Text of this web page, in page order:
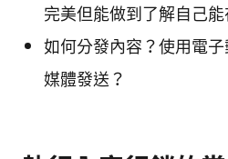
完美但能做到了解自己
如何分發內容？使用電
媒體發送？